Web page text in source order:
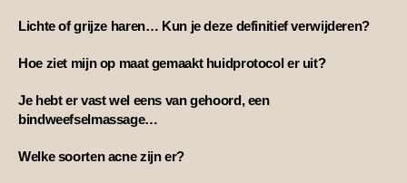
Lichte of grijze haren… Kun je deze definitief verwijderen?
Hoe ziet mijn op maat gemaakt huidprotocol er uit?
Je hebt er vast wel eens van gehoord, een
bindweefselmassage…
Welke soorten acne zijn er?